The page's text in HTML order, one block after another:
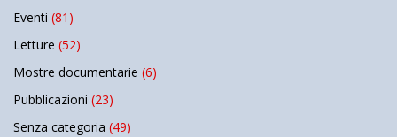
Eventi (81)
Letture (52)
Mostre documentarie (6)
Pubblicazioni (23)
Senza categoria (49)